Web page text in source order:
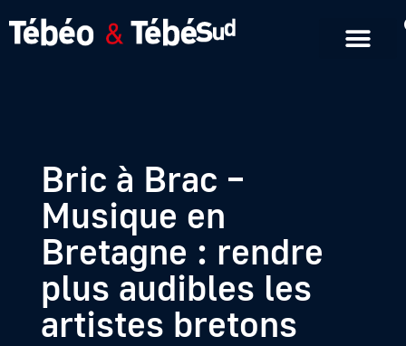
Bric à Brac –
Musique en
Bretagne : rendre
plus audibles les
artistes bretons